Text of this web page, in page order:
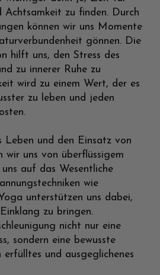
Achtsamkeit zu finden. Durch
können wir uns Momente
gönnen. Die
hilft uns, den Stress des
zu innerer Ruhe zu
wird zu einem Wert, der es
zu leben und jeden
Leben und den Einsatz von
wir uns von überflüssigem
auf das Wesentliche
wie
unterstützen uns dabei,
zu bringen.
nicht nur eine
sondern eine bewusste
erfülltes und ausgeglichenes